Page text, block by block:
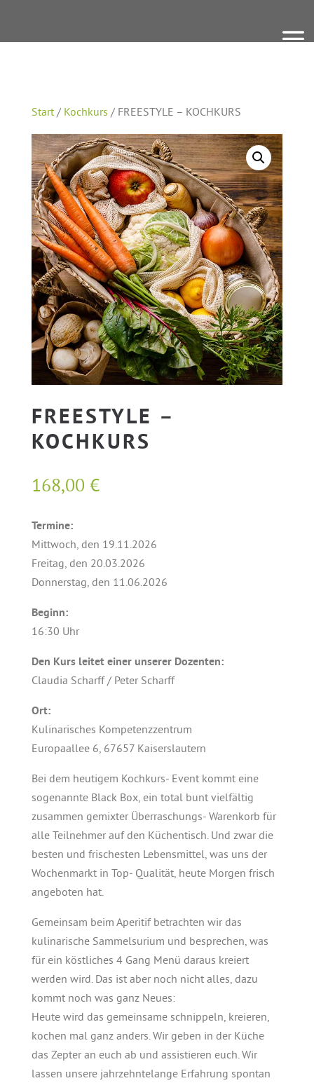
Start/ Kochkurs / FREESTYLE – KOCHKURS
FREESTYLE –
KOCHKURS
168,00 €
Termine:
Mittwoch, den 19.11.2026
Freitag, den 20.03.2026
Donnerstag, den 11.06.2026
Beginn:
16:30 Uhr
Den Kurs leitet einer unserer Dozenten:
Claudia Scharff / Peter Scharff
Ort:
Kulinarisches Kompetenzzentrum
Europaallee 6, 67657 Kaiserslautern
Bei dem heutigem Kochkurs- Event kommt eine
sogenannte Black Box, ein total bunt vielfältig
zusammen gemixter Überraschungs- Warenkorb für
alle Teilnehmer auf den Küchentisch. Und zwar die
besten und frischesten Lebensmittel, was uns der
Wochenmarkt in Top- Qualität, heute Morgen frisch
angeboten hat.
Gemeinsam beim Aperitif betrachten wir das
kulinarische Sammelsurium und besprechen, was
für ein köstliches 4 Gang Menü daraus kreiert
werden wird. Das ist aber noch nicht alles, dazu
kommt noch was ganz Neues:
Heute wird das gemeinsame schnippeln, kreieren,
kochen mal ganz anders. Wir geben in der Küche
das Zepter an euch ab und assistieren euch. Wir
lassen unsere jahrzehntelange Erfahrung spontan